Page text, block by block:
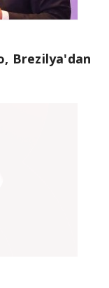
Brezilya'dan